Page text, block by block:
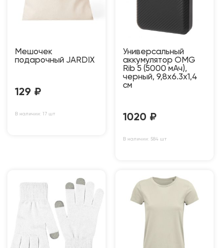
Мешочек
подарочный JARDIX
129 ₽
В наличии: 17 шт
Универсальный
аккумулятор OMG
Rib 5 (5000 мАч),
черный, 9,8х6.3х1,4
см
1020 ₽
В наличии: 584 шт